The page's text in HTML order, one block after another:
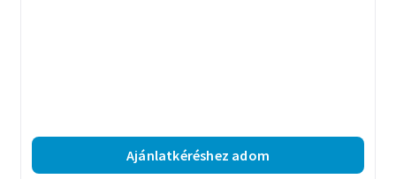
Ajánlatkéréshez adom